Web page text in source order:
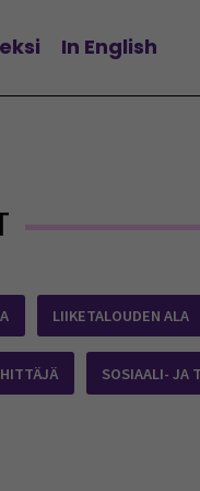
In English
LIIKETALOUDEN ALA
SOSIAALI- JA